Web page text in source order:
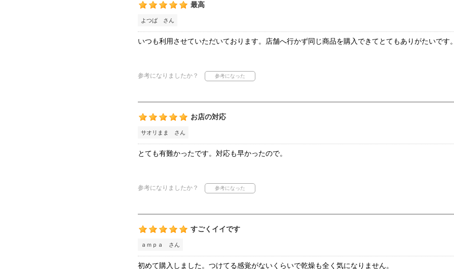
最高
よつば さん
いつも利用させていただいております。店舗へ行かず同じ商品を購入できてとてもありがたいです。
参考になりましたか？
お店の対応
サオリまま さん
とても有難かったです。対応も早かったので。
参考になりましたか？
すごくイイです
ａｍｐａ さん
初めて購入しました。つけてる感覚がないくらいで乾燥も全く気になりません。